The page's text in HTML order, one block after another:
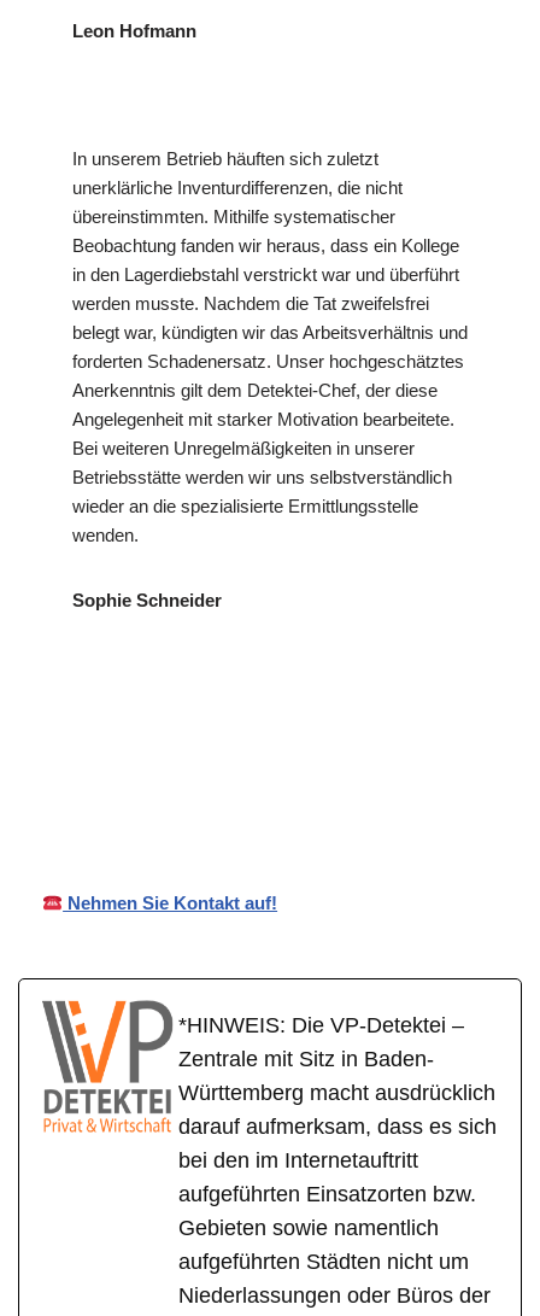
Leon Hofmann
In unserem Betrieb häuften sich zuletzt
unerklärliche Inventurdifferenzen, die nicht
übereinstimmten. Mithilfe systematischer
Beobachtung fanden wir heraus, dass ein Kollege
in den Lagerdiebstahl verstrickt war und überführt
werden musste. Nachdem die Tat zweifelsfrei
belegt war, kündigten wir das Arbeitsverhältnis und
forderten Schadenersatz. Unser hochgeschätztes
Anerkenntnis gilt dem Detektei-Chef, der diese
Angelegenheit mit starker Motivation bearbeitete.
Bei weiteren Unregelmäßigkeiten in unserer
Betriebsstätte werden wir uns selbstverständlich
wieder an die spezialisierte Ermittlungsstelle
wenden.
Sophie Schneider
Nehmen Sie Kontakt auf!
*HINWEIS: Die VP-Detektei –
Zentrale mit Sitz in Baden-
Württemberg macht ausdrücklich
darauf aufmerksam, dass es sich
bei den im Internetauftritt
aufgeführten Einsatzorten bzw.
Gebieten sowie namentlich
aufgeführten Städten nicht um
Niederlassungen oder Büros der